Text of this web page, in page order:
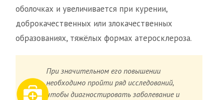
оболочках и увеличивается при курении,
доброкачественных или злокачественных
образованиях, тяжёлых формах атеросклероза.
При значительном его повышении
необходимо пройти ряд исследований,
чтобы диагностировать заболевание и